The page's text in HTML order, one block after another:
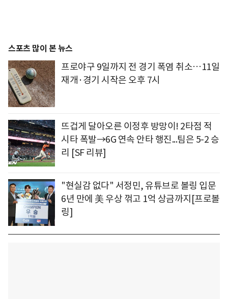
스포츠 많이 본 뉴스
프로야구 9일까지 전 경기 폭염 취소…11일
재개·경기 시작은 오후 7시
뜨겁게 달아오른 이정후 방망이! 2타점 적
시타 폭발→6G 연속 안타 행진...팀은 5-2 승
리 [SF 리뷰]
"현실감 없다" 서정민, 유튜브로 볼링 입문
6년 만에 美 우상 꺾고 1억 상금까지[프로볼
링]